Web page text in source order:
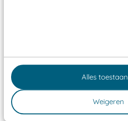
Alles toestaan
Weigeren